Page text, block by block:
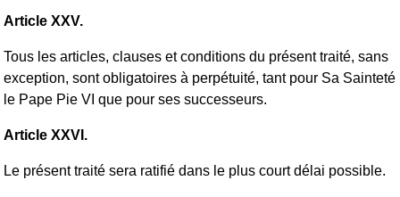
Article XXV.
Tous les articles, clauses et conditions du présent traité, sans
exception, sont obligatoires à perpétuité, tant pour Sa Sainteté
le Pape Pie VI que pour ses successeurs.
Article XXVI.
Le présent traité sera ratifié dans le plus court délai possible.